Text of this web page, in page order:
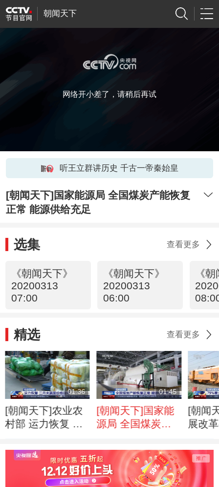
朝闻天下
网络开小差了，请稍后再试
听王立群讲历史 千古一帝秦始皇
[朝闻天下]国家能源局 全国煤炭产能恢复
正常 能源供给充足
选集 查看更多
《朝闻天下》
20200313
07:00
《朝闻天下》
20200313
06:00
《
精选 查看更多
01:36
[朝闻天下]农业农
村部 运力恢复 二
01:45
[朝闻天下]国家能
源局 全国煤炭产
供给充足
[朝闻
展改
投资